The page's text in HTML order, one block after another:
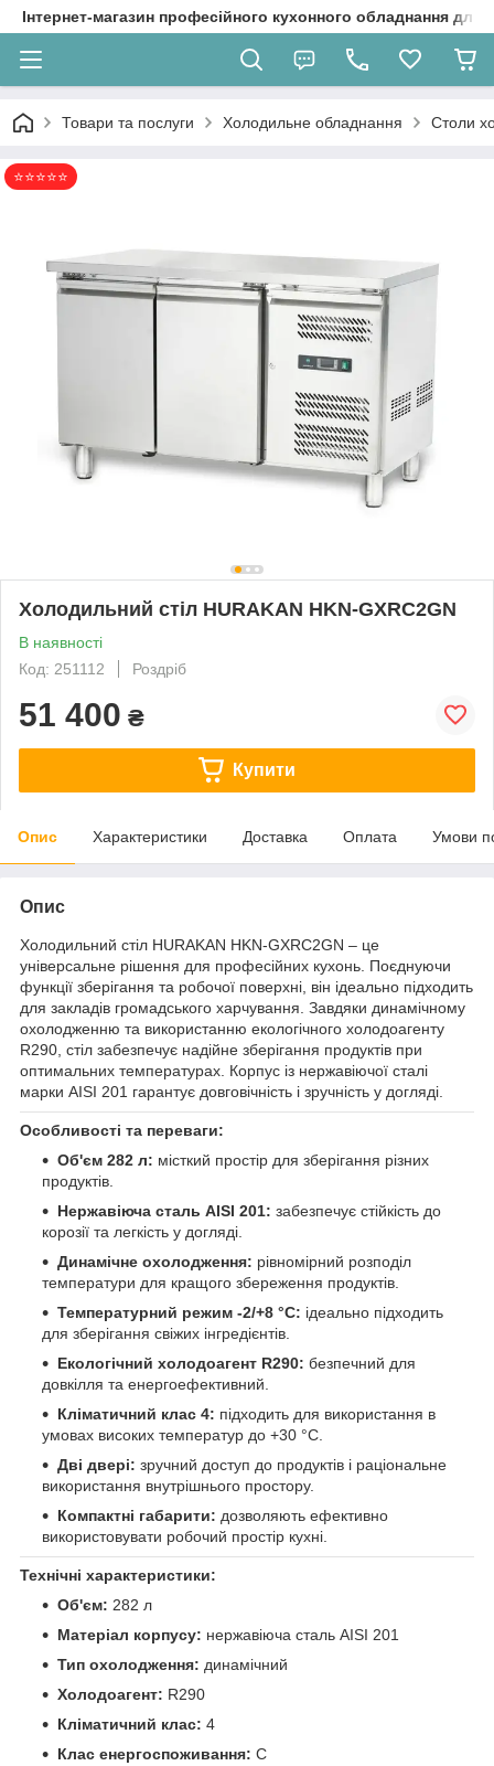
Інтернет-магазин професійного кухонного обладнання
Товари та послуги Холодильне обладнання Столи
⭐⭐⭐⭐⭐
Холодильний стіл HURAKAN HKN-GXRC2GN
В наявності
Код: 251112
Роздріб
51 400 ₴
Купити
Опис Характеристики Доставка Оплата Умови
Опис
Холодильний стіл HURAKAN HKN-GXRC2GN – це
універсальне рішення для професійних кухонь. Поєднуючи
функції зберігання та робочої поверхні, він ідеально підходить
для закладів громадського харчування. Завдяки динамічному
охолодженню та використанню екологічного холодоагенту
R290, стіл забезпечує надійне зберігання продуктів при
оптимальних температурах. Корпус із нержавіючої сталі
марки AISI 201 гарантує довговічність і зручність у догляді.
Особливості та переваги:
Об'єм 282 л: місткий простір для зберігання різних
продуктів.
Нержавіюча сталь AISI 201: забезпечує стійкість до
корозії та легкість у догляді.
Динамічне охолодження: рівномірний розподіл
температури для кращого збереження продуктів.
Температурний режим -2/+8 °С: ідеально підходить
для зберігання свіжих інгредієнтів.
Екологічний холодоагент R290: безпечний для
довкілля та енергоефективний.
Кліматичний клас 4: підходить для використання в
умовах високих температур до +30 °С.
Дві двері: зручний доступ до продуктів і раціональне
використання внутрішнього простору.
Компактні габарити: дозволяють ефективно
використовувати робочий простір кухні.
Технічні характеристики:
Об'єм: 282 л
Матеріал корпусу: нержавіюча сталь AISI 201
Тип охолодження: динамічний
Холодоагент: R290
Кліматичний клас: 4
Клас енергоспоживання: C